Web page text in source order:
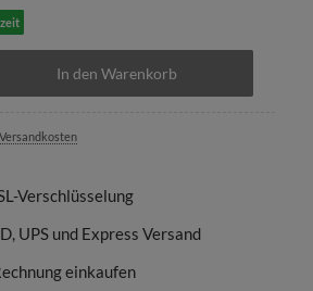
In den Warenkorb
Versandkosten
Verschlüsselung
UPS und Express Versand
einkaufen